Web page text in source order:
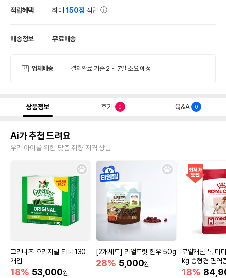
적립혜택 최대150점 적립
배송정보 무료배송
업체배송 결제완료 기준 2 ~ 7일 소요 예정
상품정보 후기 0 Q&A 0
Ai가 추천 드려요
우리 아이를 위한 맞춤 취향 저격 상품
그리니즈 오리지널 티니 130
개입
18% 53,000원
[2개세트] 리얼트릿 한우 50g
28% 5,000원
로얄캐닌 독 미
kg 중형견 면역
18%